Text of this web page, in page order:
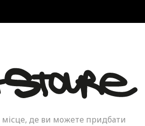
де ви можете придбати